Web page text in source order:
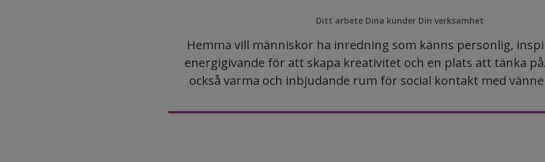
Ditt arbete Dina kunder Din verksamhet
Hemma vill människor ha inredning som känns personlig,
energigivande för att skapa kreativitet och en plats att tänka
också varma och inbjudande rum för social kontakt med